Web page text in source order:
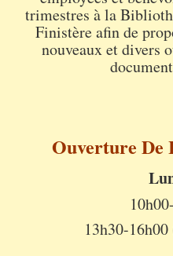
trimestres à la
Finistère afin de
nouveaux et divers
Ouverture De
13h30-